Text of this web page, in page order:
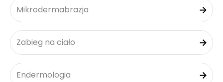
Mikrodermabrazja
Zabieg na ciało
Endermologia